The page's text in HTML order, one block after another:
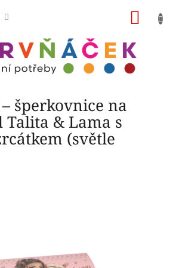
šperkovnice na
Talita & Lama s
(světle